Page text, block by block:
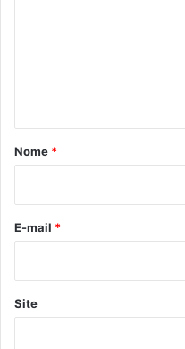
r
*
Nome *
E-mail *
Site